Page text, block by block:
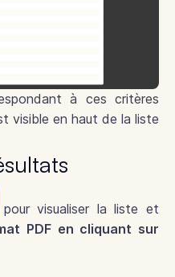
à ces critères
visible en haut de la liste
visualiser la liste et
PDF en cliquant sur